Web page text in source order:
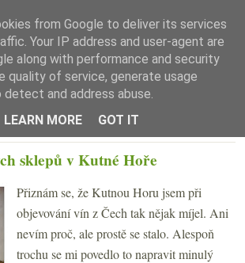
☰ Menu
sklepů v Kutné Hoře
Přiznám se, že Kutnou Horu jsem při
objevování vín z Čech tak nějak míjel. Ani
nevím proč, ale prostě se stalo. Alespoň
trochu se mi povedlo to napravit minulý
from Google to deliver its services
Your IP address and user-agent are
along with performance and security
quality of service, generate usage
and address abuse.
LEARN MORE
GOT IT